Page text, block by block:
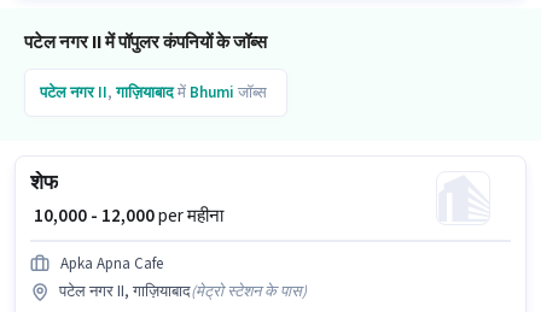
पटेल नगर II में पॉपुलर कंपनियों के जॉब्स
पटेल नगर II,गाज़ियाबादमें Bhumi जॉब्स
शेफ
₹ 10,000 - 12,000per महीना
Apka Apna Cafe
पटेल नगर II, गाज़ियाबाद(मेट्रो स्टेशन के पास)